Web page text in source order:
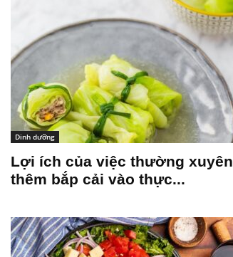
Dinh dưỡng
Lợi ích của việc thường xuyên
thêm bắp cải vào thực...